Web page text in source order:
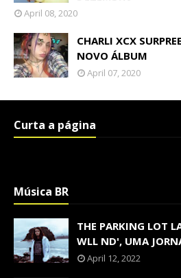
April 08, 2020
CHARLI XCX
NOVO ÁLBUM
April 07, 2020
Curta a página
Música BR
THE PARKING LOT
WLL ND', UMA
April 12, 2022